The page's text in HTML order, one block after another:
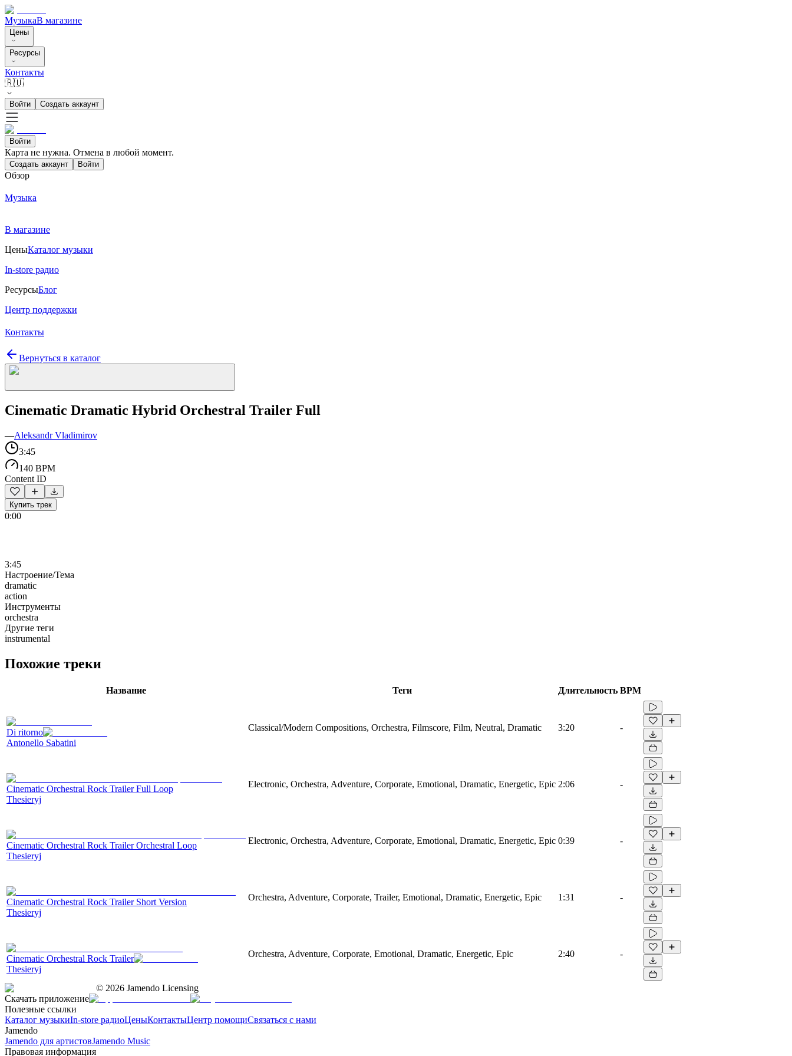
МузыкаВ магазине
Цены
Ресурсы
Контакты
🇷🇺
Войти Создать аккаунт
Войти
Карта не нужна. Отмена в любой момент.
Создать аккаунт Войти
Обзор
Музыка
В магазине
ЦеныКаталог музыки
In-store радио
РесурсыБлог
Центр поддержки
Контакты
Вернуться в каталог
Cinematic Dramatic Hybrid Orchestral Trailer Full
—Aleksandr Vladimirov
3:45
140 BPM
Content ID
Купить трек
0:00
3:45
Настроение/Тема
dramatic
action
Инструменты
orchestra
Другие теги
instrumental
Похожие треки
Название Теги Длительность BPM
Di ritorno
Antonello Sabatini
Classical/Modern Compositions, Orchestra, Filmscore, Film, Neutral, Dramatic 3:20 -
Cinematic Orchestral Rock Trailer Full Loop
Thesieryj
Electronic, Orchestra, Adventure, Corporate, Emotional, Dramatic, Energetic, Epic 2:06 -
Cinematic Orchestral Rock Trailer Orchestral Loop
Thesieryj
Electronic, Orchestra, Adventure, Corporate, Emotional, Dramatic, Energetic, Epic 0:39 -
Cinematic Orchestral Rock Trailer Short Version
Thesieryj
Orchestra, Adventure, Corporate, Trailer, Emotional, Dramatic, Energetic, Epic 1:31 -
Cinematic Orchestral Rock Trailer
Thesieryj
Orchestra, Adventure, Corporate, Emotional, Dramatic, Energetic, Epic 2:40 -
© 2026 Jamendo Licensing
Скачать приложение
Полезные ссылки
Каталог музыкиIn-store радиоЦеныКонтактыЦентр помощиСвязаться с нами
Jamendo
Jamendo для артистовJamendo Music
Правовая информация